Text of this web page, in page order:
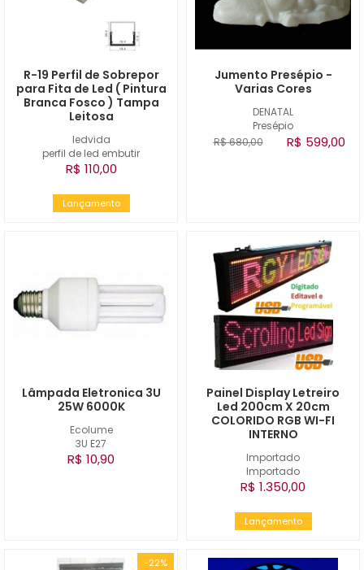
ledvida
perfil de led embutir
R-19 Perfil de Sobrepor
para Fita de Led ( Pintura
Branca Fosco ) Tampa
Leitosa
R$ 110,00
Lançamento
DENATAL
Presépio
Jumento Presépio -
Varias Cores
R$ 680,00 R$ 599,00
Ecolume
3U E27
Lâmpada Eletronica 3U
25W 6000K
R$ 10,90
Importado
Importado
Painel Display Letreiro
Led 200cm X 20cm
COLORIDO RGB WI-FI
INTERNO
R$ 1.350,00
Lançamento
-22%